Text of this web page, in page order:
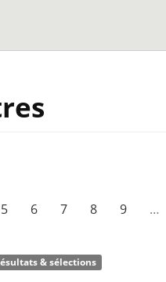
5 6 7 8 9 …
& sélections